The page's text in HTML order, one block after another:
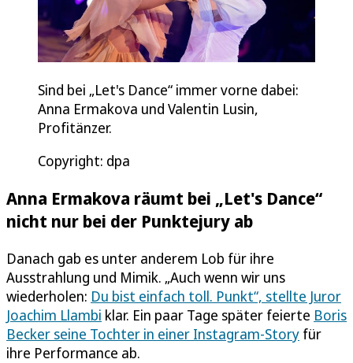
Sind bei „Let's Dance“ immer vorne dabei:
Anna Ermakova und Valentin Lusin,
Profitänzer.
Copyright: dpa
Anna Ermakova räumt bei „Let's Dance“
nicht nur bei der Punktejury ab
Danach gab es unter anderem Lob für ihre
Ausstrahlung und Mimik. „Auch wenn wir uns
wiederholen: Du bist einfach toll. Punkt“, stellte Juror
Joachim Llambi klar. Ein paar Tage später feierte Boris
Becker seine Tochter in einer Instagram-Story für
ihre Performance ab.